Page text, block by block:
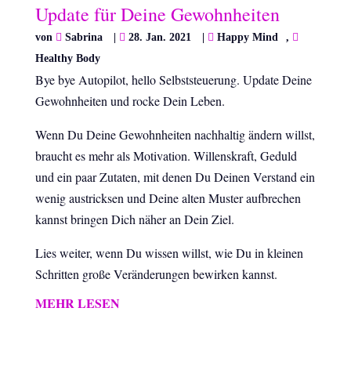
Update für Deine Gewohnheiten
von Sabrina 28. Jan. 2021 Happy Mind
,
Healthy Body
Bye bye Autopilot, hello Selbststeuerung. Update Deine
Gewohnheiten und rocke Dein Leben.
Wenn Du Deine Gewohnheiten nachhaltig ändern willst,
braucht es mehr als Motivation. Willenskraft, Geduld
und ein paar Zutaten, mit denen Du Deinen Verstand ein
wenig austricksen und Deine alten Muster aufbrechen
kannst bringen Dich näher an Dein Ziel.
Lies weiter, wenn Du wissen willst, wie Du in kleinen
Schritten große Veränderungen bewirken kannst.
MEHR LESEN